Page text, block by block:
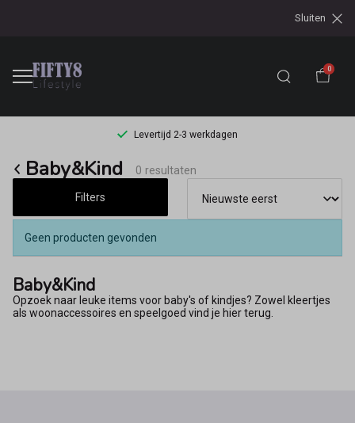
Sluiten
0
Levertijd 2-3 werkdagen
Baby&kind
Fifty8
Baby&Kind 0 resultaten
Filters
Geen producten gevonden
Baby&Kind
Opzoek naar leuke items voor baby's of kindjes? Zowel kleertjes
als woonaccessoires en speelgoed vind je hier terug.